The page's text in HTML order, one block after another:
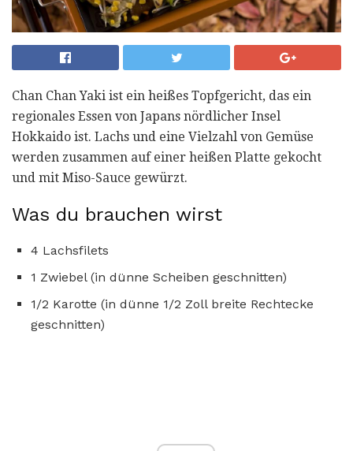
Chan Chan Yaki ist ein heißes Topfgericht, das ein
regionales Essen von Japans nördlicher Insel
Hokkaido ist. Lachs und eine Vielzahl von Gemüse
werden zusammen auf einer heißen Platte gekocht
und mit Miso-Sauce gewürzt.
Was du brauchen wirst
4 Lachsfilets
1 Zwiebel (in dünne Scheiben geschnitten)
1/2 Karotte (in dünne 1/2 Zoll breite Rechtecke
geschnitten)